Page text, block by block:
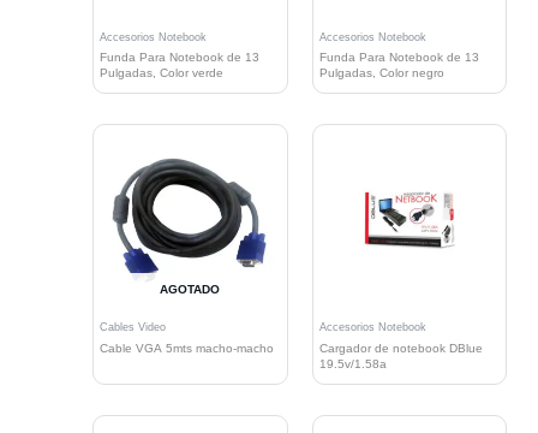
Accesorios Notebook
Funda Para Notebook de 13
Pulgadas, Color verde
Accesorios Notebook
Funda Para Notebook de 13
Pulgadas, Color negro
AGOTADO
Cables Video
Cable VGA 5mts macho-macho
Accesorios Notebook
Cargador de notebook DBlue
19.5v/1.58a